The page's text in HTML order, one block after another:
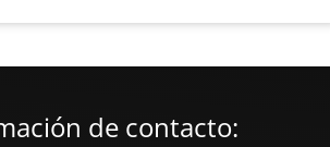
de contacto: